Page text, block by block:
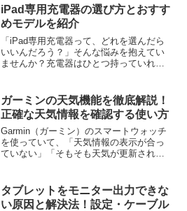
には、モバイルバッテリーが必須。中で
も「Anker Powe...
iPad専用充電器の選び方とおすす
めモデルを紹介
「iPad専用充電器って、どれを選んだら
いいんだろう？」そんな悩みを抱えてい
ませんか？充電器はひとつ持っていれば
に選んでしまうと、充電が思ったより遅
かったり、最悪の...
ガーミンの天気機能を徹底解説！
正確な天気情報を確認する使い方
Garmin（ガーミン）のスマートウォッチ
を使っていて、「天気情報の表示が合っ
ていない」「そもそも天気が更新されな
り便利に使いこなせます。この記事で
は、ガーミンの天...
タブレットをモニター出力できな
い原因と解決法！設定・ケーブル